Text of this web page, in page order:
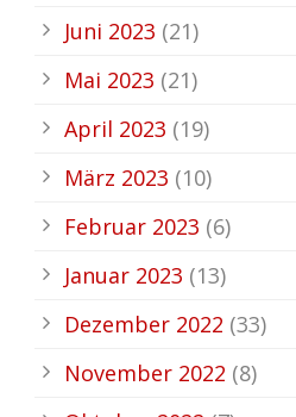
Juni 2023 (21)
Mai 2023 (21)
April 2023 (19)
März 2023 (10)
Februar 2023 (6)
Januar 2023 (13)
Dezember 2022 (33)
November 2022 (8)